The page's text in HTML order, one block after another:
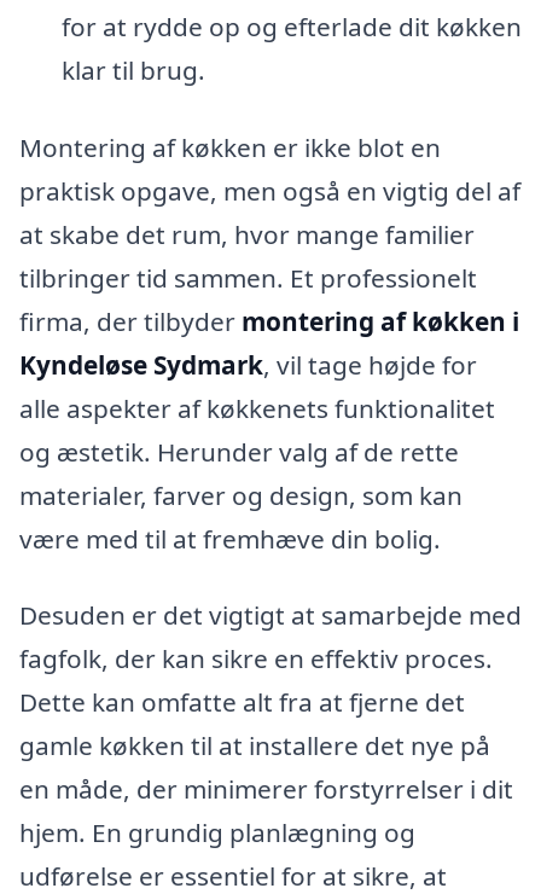
for at rydde op og efterlade dit køkken
klar til brug.
Montering af køkken er ikke blot en
praktisk opgave, men også en vigtig del af
at skabe det rum, hvor mange familier
tilbringer tid sammen. Et professionelt
firma, der tilbyder montering af køkken i
Kyndeløse Sydmark, vil tage højde for
alle aspekter af køkkenets funktionalitet
og æstetik. Herunder valg af de rette
materialer, farver og design, som kan
være med til at fremhæve din bolig.
Desuden er det vigtigt at samarbejde med
fagfolk, der kan sikre en effektiv proces.
Dette kan omfatte alt fra at fjerne det
gamle køkken til at installere det nye på
en måde, der minimerer forstyrrelser i dit
hjem. En grundig planlægning og
udførelse er essentiel for at sikre, at